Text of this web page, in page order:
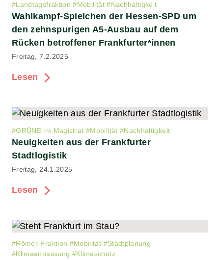
#Landtagsfraktion #Mobilität #Nachhaltigkeit
Wahlkampf-Spielchen der Hessen-SPD um
den zehnspurigen A5-Ausbau auf dem
Rücken betroffener Frankfurter*innen
Freitag, 7.2.2025
Lesen
#GRÜNE im Magistrat #Mobilität #Nachhaltigkeit
Neuigkeiten aus der Frankfurter
Stadtlogistik
Freitag, 24.1.2025
Lesen
#Römer-Fraktion #Mobilität #Stadtplanung
#Klimaanpassung #Klimaschutz